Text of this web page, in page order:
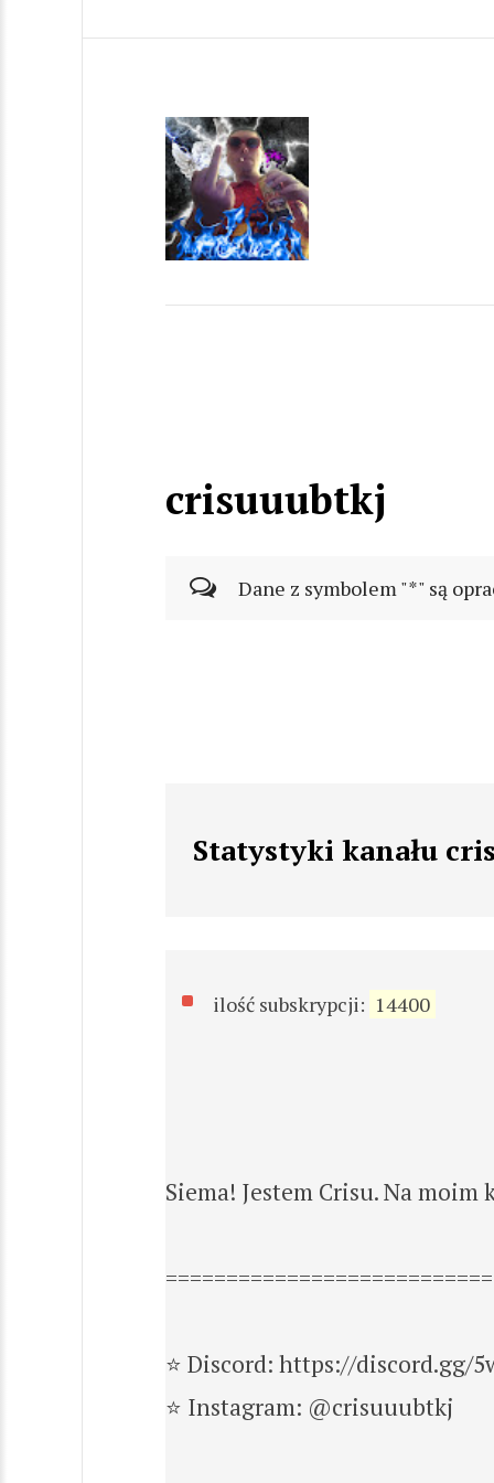
crisuuubtkj
Dane z symbolem "*" są
Statystyki kanału
ilość subskrypcji: 14400
Siema! Jestem Crisu. Na
⭐️ Discord: https://discord.gg/
⭐️ Instagram: @crisuuubtkj